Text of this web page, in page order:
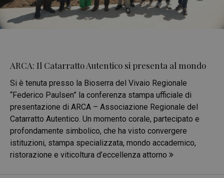
ARCA: Il Catarratto Autentico si presenta al mondo
Si è tenuta presso la Bioserra del Vivaio Regionale
“Federico Paulsen” la conferenza stampa ufficiale di
presentazione di ARCA – Associazione Regionale del
Catarratto Autentico. Un momento corale, partecipato e
profondamente simbolico, che ha visto convergere
istituzioni, stampa specializzata, mondo accademico,
ristorazione e viticoltura d’eccellenza attorno